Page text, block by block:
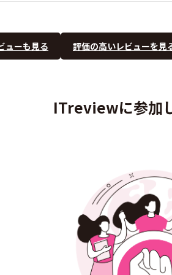
ューも見る 評価の高いレビューを見
ITreviewに参加